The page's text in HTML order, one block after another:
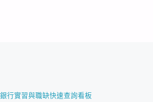
行實習與職缺快速查詢看板